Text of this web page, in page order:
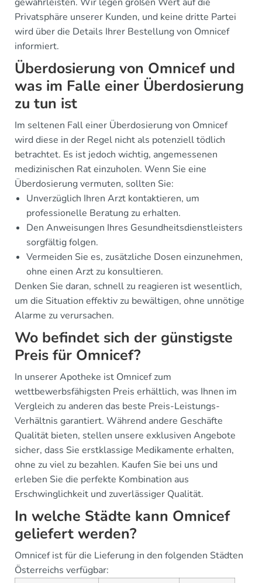
Privatsphäre unserer Kunden, und keine dritte Partei
wird über die Details Ihrer Bestellung von Omnicef
informiert.
Überdosierung von Omnicef und
was im Falle einer Überdosierung
zu tun ist
Im seltenen Fall einer Überdosierung von Omnicef
wird diese in der Regel nicht als potenziell tödlich
betrachtet. Es ist jedoch wichtig, angemessenen
medizinischen Rat einzuholen. Wenn Sie eine
Überdosierung vermuten, sollten Sie:
Unverzüglich Ihren Arzt kontaktieren, um
professionelle Beratung zu erhalten.
Den Anweisungen Ihres Gesundheitsdienstleisters
sorgfältig folgen.
Vermeiden Sie es, zusätzliche Dosen einzunehmen,
ohne einen Arzt zu konsultieren.
Denken Sie daran, schnell zu reagieren ist wesentlich,
um die Situation effektiv zu bewältigen, ohne unnötige
Alarme zu verursachen.
Wo befindet sich der günstigste
Preis für Omnicef?
In unserer Apotheke ist Omnicef zum
wettbewerbsfähigsten Preis erhältlich, was Ihnen im
Vergleich zu anderen das beste Preis-Leistungs-
Verhältnis garantiert. Während andere Geschäfte
Qualität bieten, stellen unsere exklusiven Angebote
sicher, dass Sie erstklassige Medikamente erhalten,
ohne zu viel zu bezahlen. Kaufen Sie bei uns und
erleben Sie die perfekte Kombination aus
Erschwinglichkeit und zuverlässiger Qualität.
In welche Städte kann Omnicef
geliefert werden?
Omnicef ist für die Lieferung in den folgenden Städten
Österreichs verfügbar: